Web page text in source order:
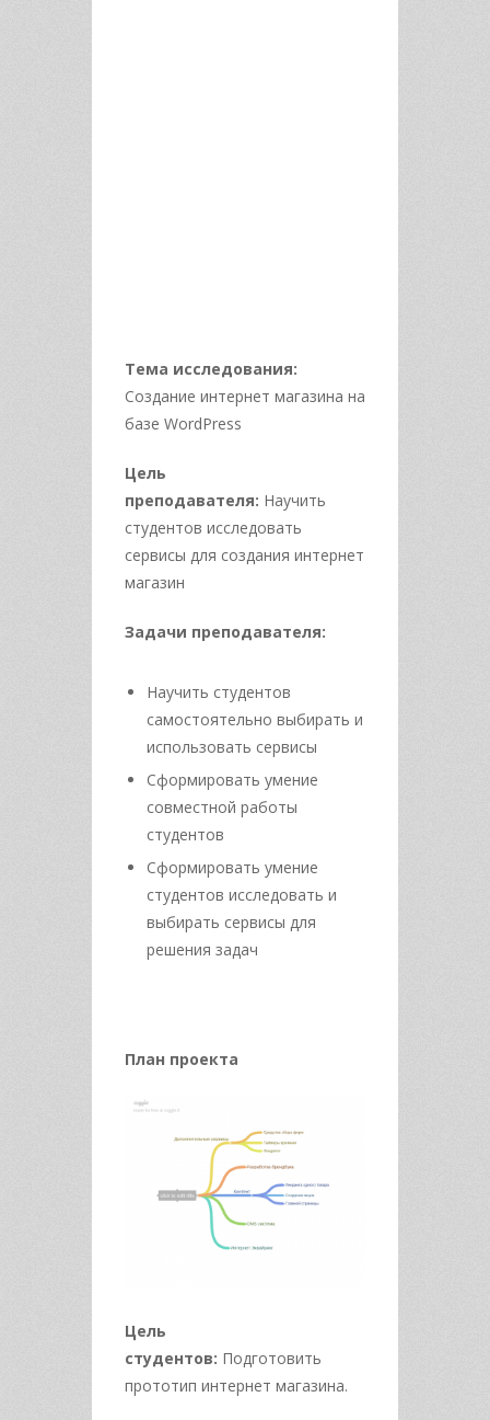
Тема исследования:
Создание интернет магазина на
базе WordPress
Цель
преподавателя: Научить
студентов исследовать
сервисы для создания интернет
магазин
Задачи преподавателя:
Научить студентов
самостоятельно выбирать и
использовать сервисы
Сформировать умение
совместной работы
студентов
Сформировать умение
студентов исследовать и
выбирать сервисы для
решения задач
План проекта
Цель
студентов: Подготовить
прототип интернет магазина.